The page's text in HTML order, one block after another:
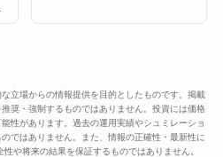
立場からの情報提供を目的としたものです。掲載
奨・強制するものではありません。投資には価格
性があります。過去の運用実績やシュミレーショ
ではありません。また、情報の正確性・最新性に
や将来の結果を保証するものではありません。